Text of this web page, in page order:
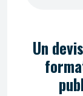
Un